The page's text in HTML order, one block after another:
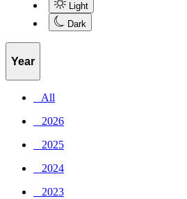
Light
Dark
Year
_ All
_ 2026
_ 2025
_ 2024
_ 2023